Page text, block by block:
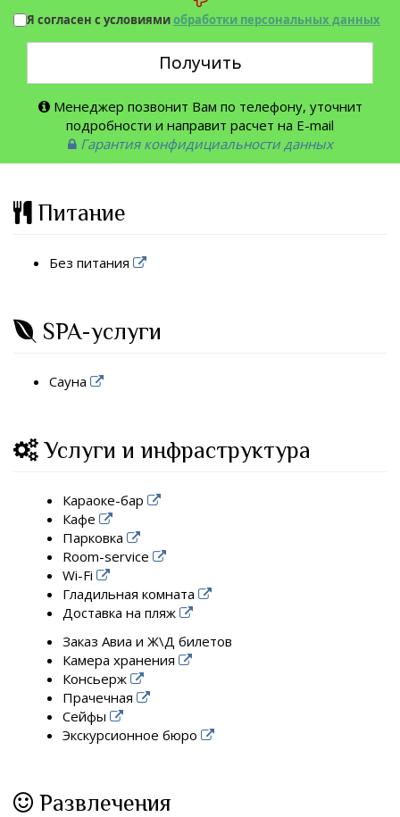
Я согласен с условиямиобработки персональных данных
Получить
Менеджер позвонит Вам по телефону, уточнит
подробности и направит расчет на E-mail
Гарантия конфидициальности данных
Питание
Без питания
SPA-услуги
Сауна
Услуги и инфраструктура
Караоке-бар
Кафе
Парковка
Room-service
Wi-Fi
Гладильная комната
Доставка на пляж
Заказ Авиа и Ж\Д билетов
Камера хранения
Консьерж
Прачечная
Сейфы
Экскурсионное бюро
Развлечения